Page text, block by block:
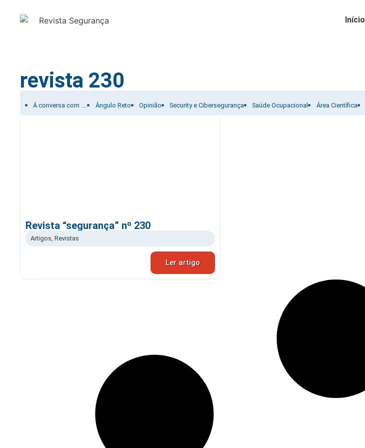
Início
revista 230
Filtrar por:
Á conversa com .... Ângulo Reto Opinião Security e Cibersegurança Saúde Ocupacional Área Científica
Revista “segurança” nº 230
Artigos, Revistas
Ler artigo